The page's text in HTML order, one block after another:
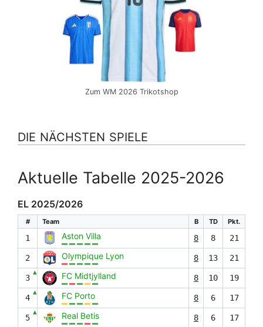
Zum WM 2026 Trikotshop
DIE NÄCHSTEN SPIELE
Aktuelle Tabelle 2025-2026
EL 2025/2026
# Team B TD Pkt.
1 Aston Villa 8 8 21
2 Olympique Lyon 8 13 21
3
▲ FC Midtjylland 8 10 19
4
▲ FC Porto 8 6 17
5
▲ Real Betis 8 6 17